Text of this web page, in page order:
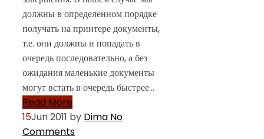
должны в определенном порядке
получать на принтере документы,
т.е. они должны и попадать в
очередь последовательно, а без
ожидания маленькие документы
могут встать в очередь быстрее…
Read More
15Jun 2011 by Dima No
Comments